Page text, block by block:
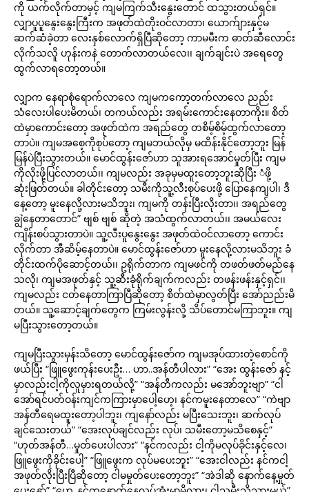
ကို ယက်လိုက်တာမှင့် ကျမကြက်သီးနွေးတောင် ထသွားတယ်ရှင်။
လျှာပူပူနွေးနွေးကြီးက အဖုတ်ထဲတိုးဝင်လာတာ၊ ယောက်ျားနှင့်မ
ဆက်ဆံခဲ့တာ လေးနှစ်လောက်ရှိပြီဆိုတော့ ကာမမီးက ဓာတ်ဆီလောင်း
လိုက်သလိူ ဟုန်းကနဲ တောက်လာတယ်လေ၊၊ ချက်ချင်းပဲ အရေတွေ
ထွက်လာရတော့တယ်။
လျှာက နေရာစုံရောက်လာလေ ကျမကကော့တက်လာလေ ညည်း
သံလေးပါပေးမိတယ်၊ တကယ်လည်း အရမ်းကောင်းနေတာကိုး။ စိတ်
ထဲမှာကောင်းတော့ အဖုတ်ထဲက အရည်တွေ တစိမ့်စိမ့်ထွက်လာတော့
တာပဲ။ ကျမအစေ့ကိုစုပ်တော့ ကျမဘယ်လိုမှ မထိန်းနိုင်တော့ဘူး မြန်
မြန်ပဲပြီးသွားတယ်။ မောင်ထွန်းဇော်ဟာ သူအားရအောင်မှုတ်ပြီး ကျမ
ကိုလိုးဖို့ပြင်လာတယ်၊၊ ကျမလည်း အခုမှမထူးတော့ဘူးဆိုပြီး ံဖို့
ဆုံးဖြတ်တယ်။ ခါတိုင်းတော့ သမီးကိုသူ့လီးစုပ်ပေးဖို့ ပြောနေကျပါ၊ ဒီ
နေ့တော့ မူးနေလို့လားမသိဘူး၊ ကျမကို တန်းပြီးလိုးတာ၊၊ အရည်တွေ
ချွဲနေတာတောင်” ဗျစ် ဗျစ် ဆိုတဲ့ အသံထွက်လာတယ်၊၊ အမယ်လေး
ကျိန်းစပ်သွားတာပဲ။ သူ့လီးပူနွေးနွေး အဖုတ်ထဲဝင်လာတော့ ကောင်း
လိုက်တာ အီဆိမ့်နေတာပဲ။ မောင်ထွန်းဇော်ဟာ မူးနေလို့လားမသိဘူး ခံ
တိုင်းထက်ပိုဆောင့်တယ်၊၊ ဥရိုက်တာက ကျမဖင်ကို တဖတ်ဖတ်မည်နေ
သလို၊ ကျမအဖုတ်နှင့် သူ့ဆီးခုံရိုက်ချက်ကလည်း တဖန်းဖန်းနှင့်ရှင်၊၊
ကျမလည်း ငတ်နေတာကြာပြီဆိုတော့ စိတ်ထဲမှာလွတ်ပြီး အော်ညည်းမိ
တယ်။ သူ့ဆောင့်ချက်တွေက ကြမ်းလွန်းလို့ သိပ်တောင်မကြာဘူး။ ကျ
မပြီးသွားတော့တယ်။
ကျမပြီးသွားမှန်းသိတော့ မောင်ထွန်းဇော်က ကျမအုပ်ထားတဲ့စောင်ကို
ဖယ်ပြီး “ဖြူဖွေးကုန်းပေးဦး… ဟာ..အန်တီပါလား” “အေး ထွန်းဇော် နင့်
မှာလည်းငါ့ကိုလူမှားရတယ်လို့” “အန်တီကလည်း မအော်ဘူးဗျာ” “ငါ
အော်ရင်ပတ်ဝန်းကျင်ကကြားမှာပေါ့ဟေ့၊ နင်ကမူးနေတာလေ” “ကဲဗျာ
အန်တီရေမထူးတော့ပါဘူး၊ ကျနော်လည်း မပြီးသေးဘူး၊ ဆက်လုပ်
ချင်သေးတယ်” “အေးလုပ်ချင်လည်း လုပ်၊ သမီးတော့မသိစေနှင့်”
“ဟုတ်အန်တီ…မှုတ်ပေးပါလား” “နင်ကလည်း ငါ့ကိုမလုပ်ခိုင်းနှင့်လေ၊
ဖြူဖွေးကိုခိုင်းပေါ့” “ဖြူဖွေးက လုပ်မပေးဘူး” “အေးငါလည်း နင်ကငါ့
အဖုတ်လိုးပြီးပြီဆိုတော့ ငါမမှုတ်ပေးတော့ဘူး” “အဲဒါဆို နောက်နေ့မှုတ်